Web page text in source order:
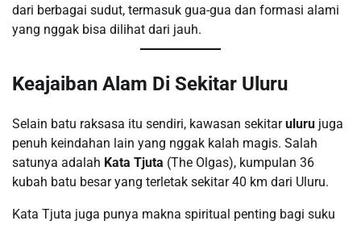
dari berbagai sudut, termasuk gua-gua dan formasi alami
yang nggak bisa dilihat dari jauh.
Keajaiban Alam Di Sekitar Uluru
Selain batu raksasa itu sendiri, kawasan sekitaruluru juga
penuh keindahan lain yang nggak kalah magis. Salah
satunya adalah Kata Tjuta (The Olgas), kumpulan 36
kubah batu besar yang terletak sekitar 40 km dari Uluru.
Kata Tjuta juga punya makna spiritual penting bagi suku